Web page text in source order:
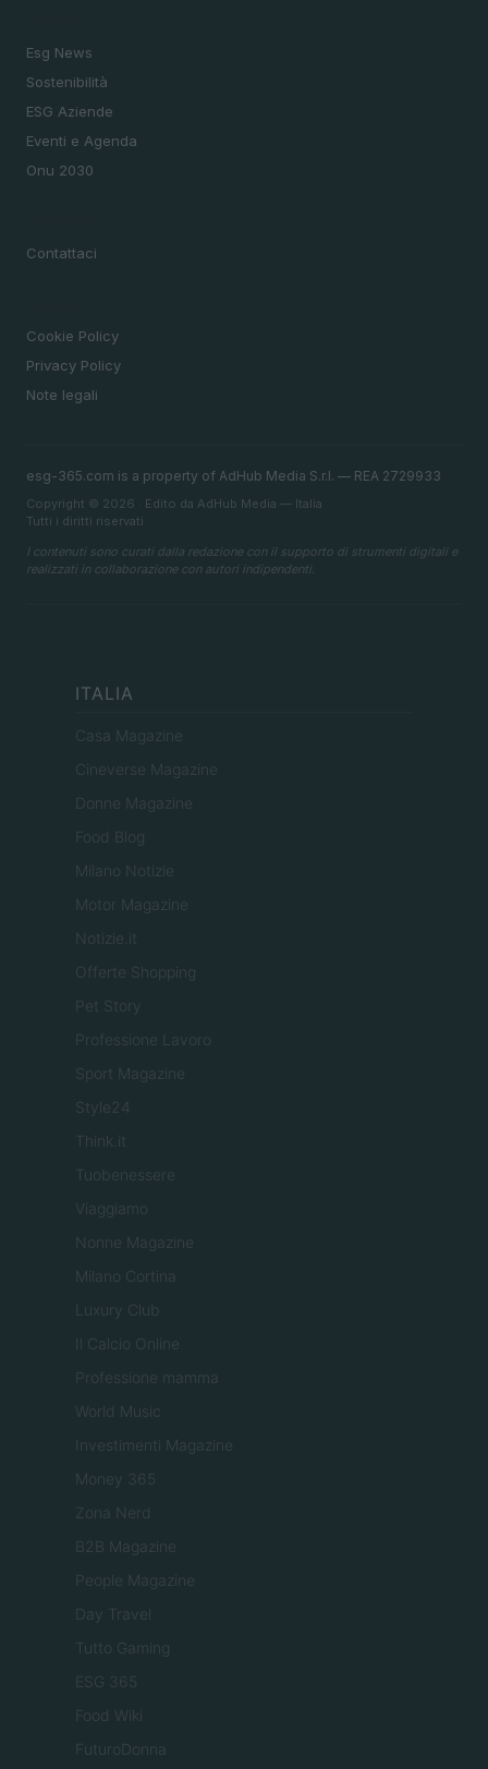
Esg News
Sostenibilità
ESG Aziende
Eventi e Agenda
Onu 2030
Contattaci
Cookie Policy
Privacy Policy
Note legali
esg-365.com is a property of AdHub Media S.r.l. — REA 2729933
Copyright © 2026 · Edito da AdHub Media — Italia
Tutti i diritti riservati
I contenuti sono curati dalla redazione con il supporto di strumenti digitali e
realizzati in collaborazione con autori indipendenti.
ITALIA
Casa Magazine
Cineverse Magazine
Donne Magazine
Food Blog
Milano Notizie
Motor Magazine
Notizie.it
Offerte Shopping
Pet Story
Professione Lavoro
Sport Magazine
Style24
Think.it
Tuobenessere
Viaggiamo
Nonne Magazine
Milano Cortina
Luxury Club
Il Calcio Online
Professione mamma
World Music
Investimenti Magazine
Money 365
Zona Nerd
B2B Magazine
People Magazine
Day Travel
Tutto Gaming
ESG 365
Food Wiki
FuturoDonna